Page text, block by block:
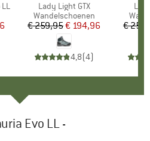
prijs
Artikel
Lady Light GTX
Productgroep
Wandelschoenen
Prijs
€ 259,95Verlaagde prijs
€ 194,96
4,8(4)
€
Evo LL -